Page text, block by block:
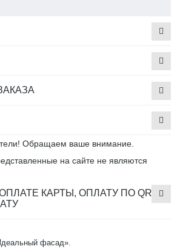
Обращаем ваше внимание.
на сайте не являются
КАРТЫ, ОПЛАТУ ПО QR
фасад».